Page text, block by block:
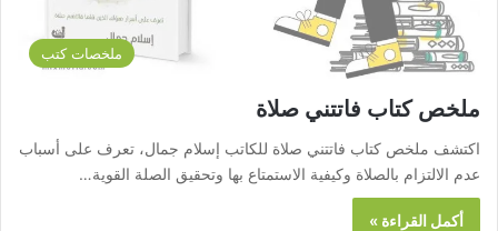
ملخصات كتب
ملخص كتاب فاتتني صلاة
اكتشف ملخص كتاب فاتتني صلاة للكاتب إسلام جمال، تعرف على أسباب
عدم الالتزام بالصلاة وكيفية الاستمتاع بها وتحقيق الصلة القوية…
أكمل القراءة »